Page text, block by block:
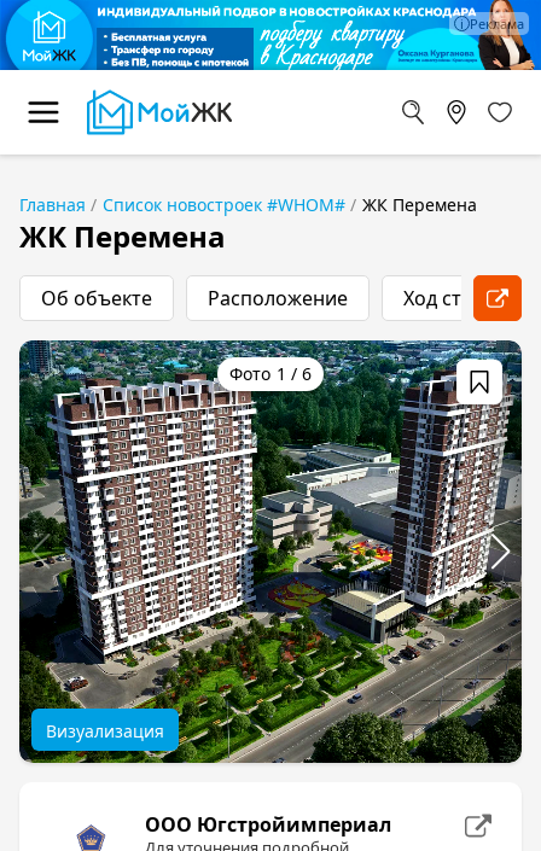
Главная Список новостроек #WHOM# ЖК Перемена
ЖК Перемена
Об объекте Расположение Ход
1 / 6
Визуализация
ООО Югстройимпериал